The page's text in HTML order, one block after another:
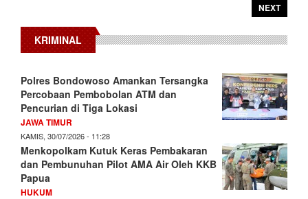
NEXT
KRIMINAL
Polres Bondowoso Amankan Tersangka
Percobaan Pembobolan ATM dan
Pencurian di Tiga Lokasi
JAWA TIMUR
KAMIS, 30/07/2026 - 11:28
Menkopolkam Kutuk Keras Pembakaran
dan Pembunuhan Pilot AMA Air Oleh KKB
Papua
HUKUM